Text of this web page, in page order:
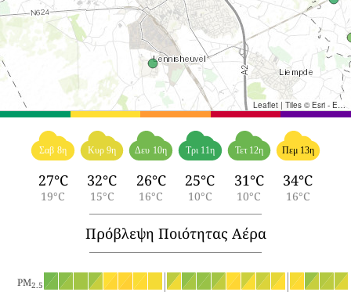
Leaflet | Tiles © Esri - Esri, DeLorme, NAVTEQ, TomTom, Intermap, iPC, USGS, FAO, NPS, NRCAN, GeoBase, Kadaster NL, Ordnance Survey, Esri Japan, METI, Esri China (Hong Kong), and the GIS User Community
Σαβ 8η
27°C
19°C
Κυρ 9η
32°C
15°C
Δευ 10η
26°C
16°C
Τρι 11η
25°C
10°C
Τετ 12η
31°C
10°C
Πεμ 13η
34°C
16°C
Πρόβλεψη Ποιότητας Αέρα
PM2.5